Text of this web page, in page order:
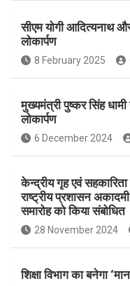
ce
b
o
o
k
s
A
p
p
सीएम योगी आदित्यनाथ
लोकार्पण
8 February 2025
मुख्यमंत्री पुष्कर सिंह
लोकार्पण
6 December 2024
केन्द्रीय गृह एवं
राष्ट्रीय प्रशासन
समारोह को किया संबोधित
28 November 2024
शिक्षा विभाग का बनेगा